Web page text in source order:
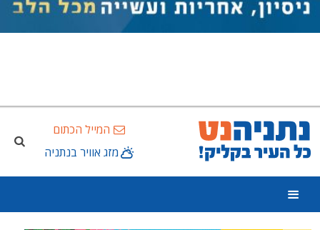
המייל הכתום
מזג אוויר בנתניה